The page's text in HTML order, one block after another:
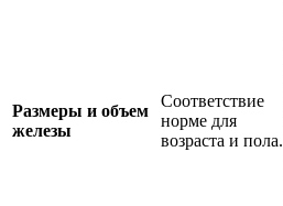
Размеры и объем
железы
Соответствие
норме для
возраста и пола.